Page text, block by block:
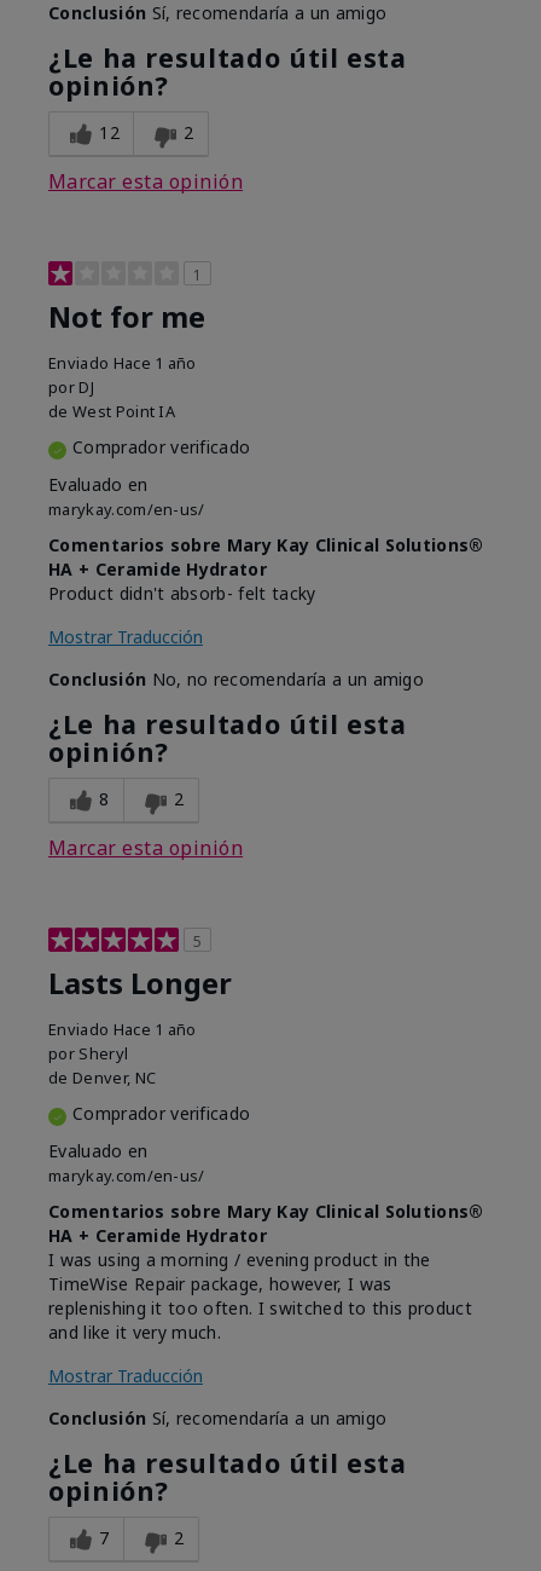
Conclusión Sí, recomendaría a un amigo
¿Le ha resultado útil esta
opinión?
12 2
Marcar esta opinión
1
Not for me
Enviado Hace 1 año
por DJ
de West Point IA
Comprador verificado
Evaluado en
marykay.com/en-us/
Comentarios sobre Mary Kay Clinical Solutions®
HA + Ceramide Hydrator
Product didn't absorb- felt tacky
Mostrar Traducción
Conclusión No, no recomendaría a un amigo
¿Le ha resultado útil esta
opinión?
8 2
Marcar esta opinión
5
Lasts Longer
Enviado Hace 1 año
por Sheryl
de Denver, NC
Comprador verificado
Evaluado en
marykay.com/en-us/
Comentarios sobre Mary Kay Clinical Solutions®
HA + Ceramide Hydrator
I was using a morning / evening product in the
TimeWise Repair package, however, I was
replenishing it too often. I switched to this product
and like it very much.
Mostrar Traducción
Conclusión Sí, recomendaría a un amigo
¿Le ha resultado útil esta
opinión?
7 2